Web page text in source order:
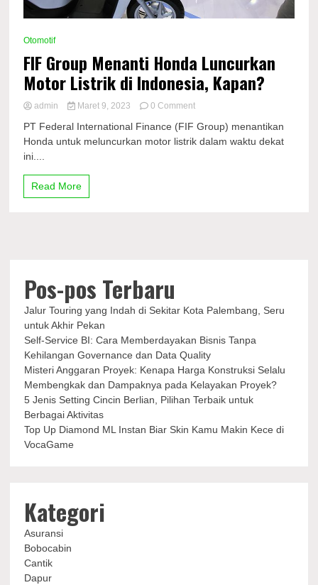
Otomotif
FIF Group Menanti Honda Luncurkan
Motor Listrik di Indonesia, Kapan?
admin Maret 9, 2023 0 Commenton
Group
Menanti
PT Federal International Finance (FIF Group) menantikan
Honda untuk meluncurkan motor listrik dalam waktu dekat
ini....
Read More
Pos-pos Terbaru
Jalur Touring yang Indah di Sekitar Kota Palembang, Seru
untuk Akhir Pekan
Self-Service BI: Cara Memberdayakan Bisnis Tanpa
Kehilangan Governance dan Data Quality
Misteri Anggaran Proyek: Kenapa Harga Konstruksi Selalu
Membengkak dan Dampaknya pada Kelayakan Proyek?
5 Jenis Setting Cincin Berlian, Pilihan Terbaik untuk
Berbagai Aktivitas
Top Up Diamond ML Instan Biar Skin Kamu Makin Kece di
VocaGame
Kategori
Asuransi
Bobocabin
Cantik
Dapur